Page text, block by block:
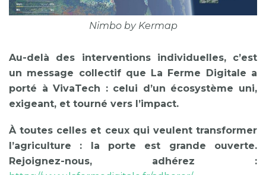
Nimbo by Kermap
Au-delà des interventions individuelles, c’est
un message collectif que La Ferme Digitale a
porté à VivaTech : celui d’un écosystème uni,
exigeant, et tourné vers l’impact.
À toutes celles et ceux qui veulent transformer
l’agriculture : la porte est grande ouverte.
Rejoignez-nous, adhérez :